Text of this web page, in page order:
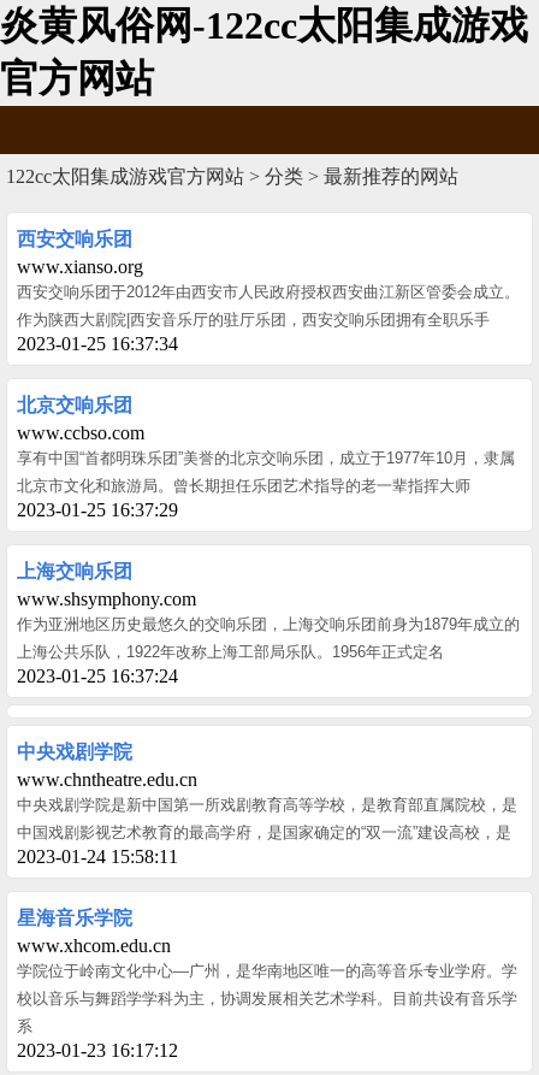
炎黄风俗网-122cc太阳集成游戏
官方网站
122cc太阳集成游戏官方网站 > 分类 > 最新推荐的网站
西安交响乐团
www.xianso.org
西安交响乐团于2012年由西安市人民政府授权西安曲江新区管委会成立。
作为陕西大剧院|西安音乐厅的驻厅乐团，西安交响乐团拥有全职乐手
2023-01-25 16:37:34
北京交响乐团
www.ccbso.com
享有中国“首都明珠乐团”美誉的北京交响乐团，成立于1977年10月，隶属
北京市文化和旅游局。曾长期担任乐团艺术指导的老一辈指挥大师
2023-01-25 16:37:29
上海交响乐团
www.shsymphony.com
作为亚洲地区历史最悠久的交响乐团，上海交响乐团前身为1879年成立的
上海公共乐队，1922年改称上海工部局乐队。1956年正式定名
2023-01-25 16:37:24
中央戏剧学院
www.chntheatre.edu.cn
中央戏剧学院是新中国第一所戏剧教育高等学校，是教育部直属院校，是
中国戏剧影视艺术教育的最高学府，是国家确定的“双一流”建设高校，是
2023-01-24 15:58:11
星海音乐学院
www.xhcom.edu.cn
学院位于岭南文化中心—广州，是华南地区唯一的高等音乐专业学府。学
校以音乐与舞蹈学学科为主，协调发展相关艺术学科。目前共设有音乐学
系
2023-01-23 16:17:12